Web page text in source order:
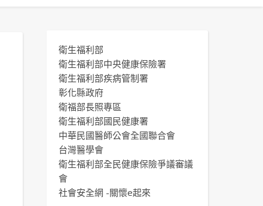
衛生福利部
衛生福利部中央健康保險署
衛生福利部疾病管制署
彰化縣政府
衛福部長照專區
衛生福利部國民健康署
中華民國醫師公會全國聯合會
台灣醫學會
衛生福利部全民健康保險爭議審議
會
社會安全網 -關懷e起來